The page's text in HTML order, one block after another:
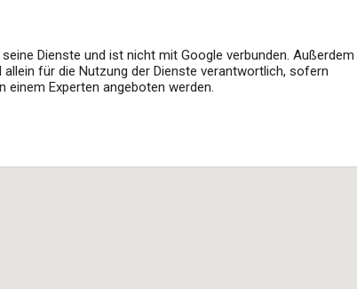
Dienste und ist nicht mit Google verbunden. Außerdem
allein für die Nutzung der Dienste verantwortlich, sofern
einem Experten angeboten werden.